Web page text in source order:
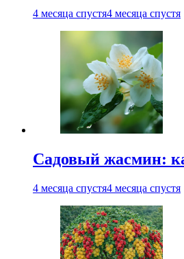
4 месяца спустя4 месяца спустя
Садовый жасмин:
4 месяца спустя4 месяца спустя